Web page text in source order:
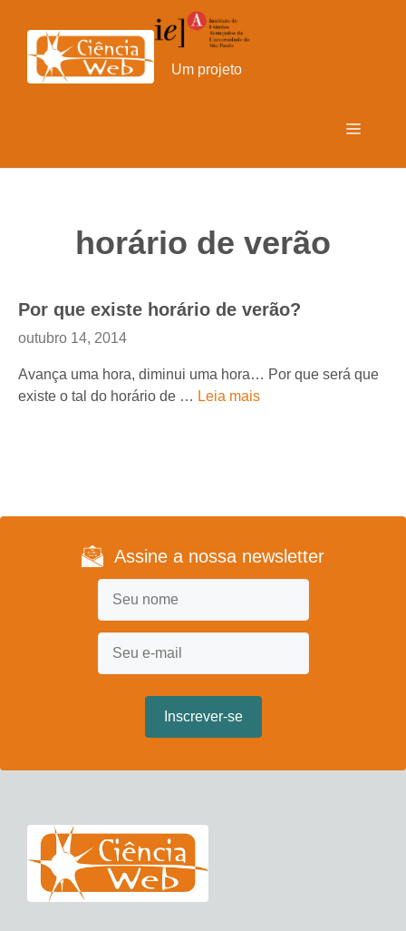
para
conteúdo
Um projeto
Menu
horário de verão
Por que existe horário de verão?
outubro 14, 2014
Avança uma hora, diminui uma hora… Por que será que
existe o tal do horário de … Leia mais
Assine a nossa newsletter